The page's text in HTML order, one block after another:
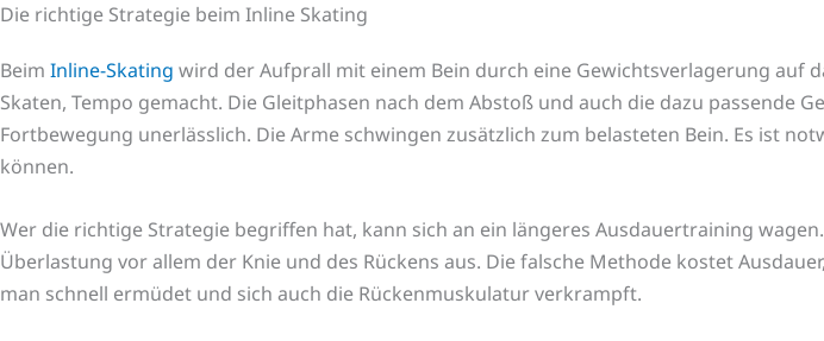
Die richtige Strategie beim Inline Skating
Beim Inline-Skating wird der Aufprall mit einem Bein durch eine Gewichtsverlagerung auf
Skaten, Tempo gemacht. Die Gleitphasen nach dem Abstoß und auch die dazu passende
Fortbewegung unerlässlich. Die Arme schwingen zusätzlich zum belasteten Bein. Es ist
können.
Wer die richtige Strategie begriffen hat, kann sich an ein längeres Ausdauertraining
Überlastung vor allem der Knie und des Rückens aus. Die falsche Methode kostet
man schnell ermüdet und sich auch die Rückenmuskulatur verkrampft.